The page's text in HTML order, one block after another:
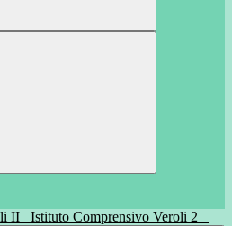
Istituto Comprensivo Veroli 2